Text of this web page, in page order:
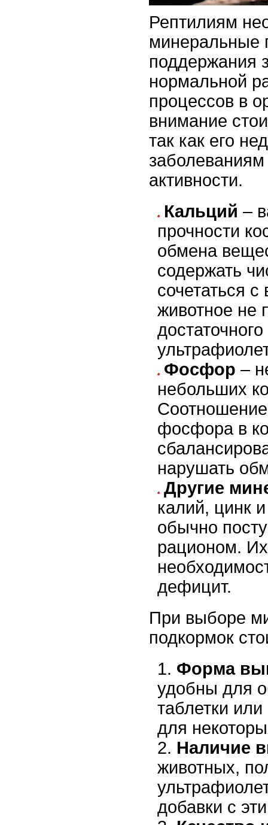
Рептилиям
минеральные
поддержания
нормальной
процессов в
внимание
так как его
активности.
Кальций –
прочности
обмена
содержать
сочетаться
животное не
Фосфор –
небольших
фосфора в
нарушать
Другие
калий, цинк
обычно
рационом.
дефицит.
При выборе
подкормок
Форма
удобны для
таблетки
для
Наличие
животных,
добавки с